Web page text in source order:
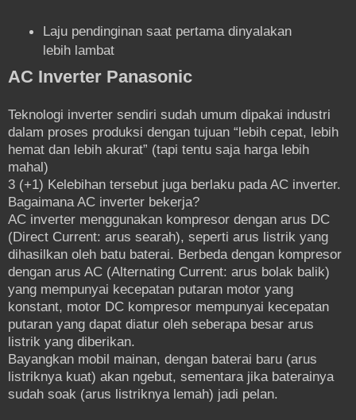
Laju pendinginan saat pertama dinyalakan
lebih lambat
AC Inverter Panasonic
Teknologi inverter sendiri sudah umum dipakai industri
dalam proses produksi dengan tujuan “lebih cepat, lebih
hemat dan lebih akurat” (tapi tentu saja harga lebih
mahal)
3 (+1) Kelebihan tersebut juga berlaku pada AC inverter.
Bagaimana AC inverter bekerja?
AC inverter menggunakan kompresor dengan arus DC
(Direct Current: arus searah), seperti arus listrik yang
dihasilkan oleh batu baterai. Berbeda dengan kompresor
dengan arus AC (Alternating Current: arus bolak balik)
yang mempunyai kecepatan putaran motor yang
konstant, motor DC kompresor mempunyai kecepatan
putaran yang dapat diatur oleh seberapa besar arus
listrik yang diberikan.
Bayangkan mobil mainan, dengan baterai baru (arus
listriknya kuat) akan ngebut, sementara jika baterainya
sudah soak (arus listriknya lemah) jadi pelan.